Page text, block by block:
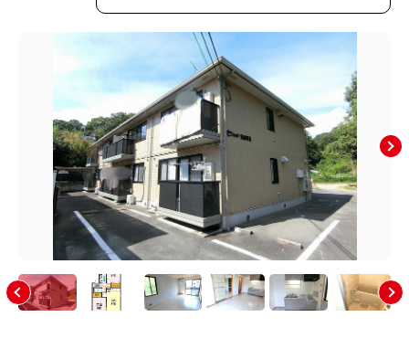
テナントショップ
エリアから探す
安佐南区
あ行・か行
相田(3) 相田町(0)
大塚西(1) 大塚西町(0)
大塚東(1) 大塚東町(0)
大町東(10) 上安(7)